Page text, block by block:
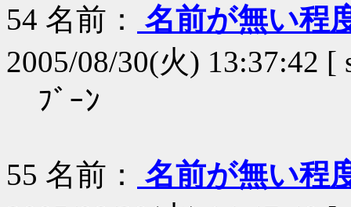
54 名前：
名前が無い程
2005/08/30(火) 13:37:42
ﾌﾞｰﾝ
55 名前：
名前が無い程